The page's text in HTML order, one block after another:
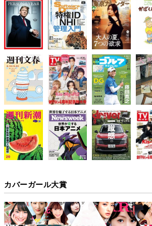
カバーガール大賞